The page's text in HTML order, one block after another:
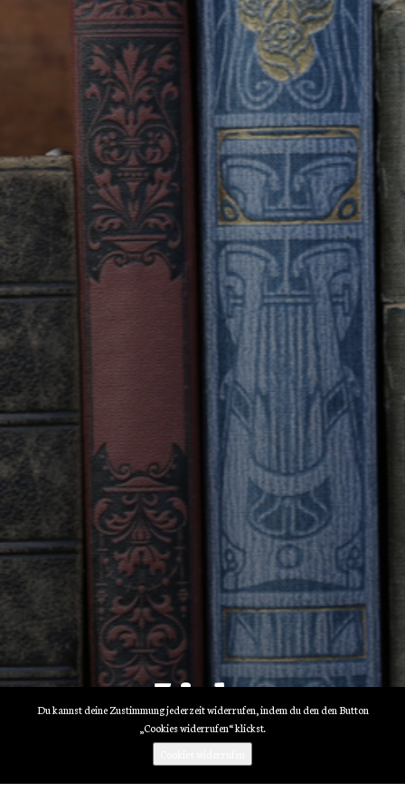
Links
Du kannst deine Zustimmung jederzeit widerrufen, indem du den den Button
„Cookies widerrufen“ klickst.